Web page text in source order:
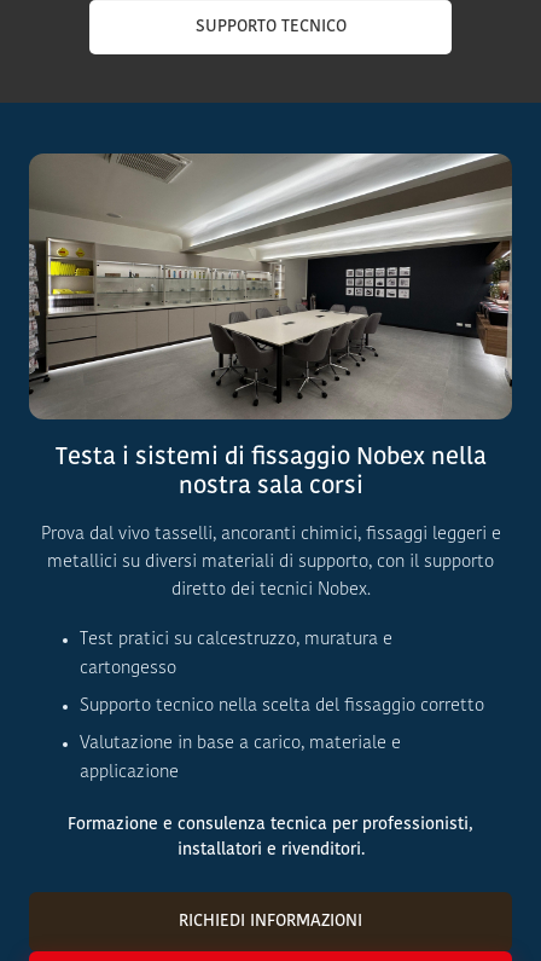
SUPPORTO TECNICO
Testa i sistemi di fissaggio Nobex nella
nostra sala corsi
Prova dal vivo tasselli, ancoranti chimici, fissaggi leggeri e
metallici su diversi materiali di supporto, con il supporto
diretto dei tecnici Nobex.
Test pratici su calcestruzzo, muratura e
cartongesso
Supporto tecnico nella scelta del fissaggio corretto
Valutazione in base a carico, materiale e
applicazione
Formazione e consulenza tecnica per professionisti,
installatori e rivenditori.
RICHIEDI INFORMAZIONI